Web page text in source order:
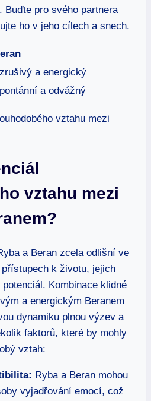
Buďte pro svého partnera
ho v jeho cílech a snech.
a energický
a odvážný
vztahu mezi
a Beran zcela odlišní ve
k životu, jejich
Kombinace klidné
a energickým Beranem
dynamiku plnou výzev a
faktorů, které by mohly
vztah:
Ryba a Beran mohou
vyjadřování emocí, což